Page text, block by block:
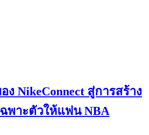
ง NikeConnect สู่การสร้าง
พาะตัวให้แฟน NBA